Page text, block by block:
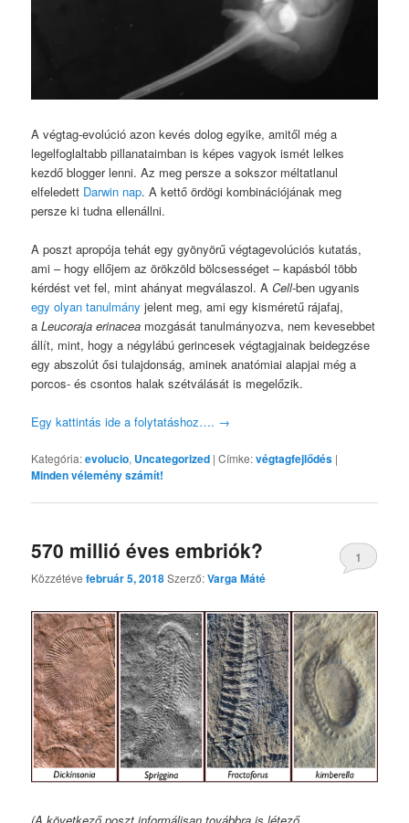
A végtag-evolúció azon kevés dolog egyike, amitől még a
legelfoglaltabb pillanataimban is képes vagyok ismét lelkes
kezdő blogger lenni. Az meg persze a sokszor méltatlanul
elfeledett Darwin nap. A kettő ördögi kombinációjának meg
persze ki tudna ellenállni.
A poszt apropója tehát egy gyönyörű végtagevolúciós kutatás,
ami – hogy ellőjem az örökzöld bölcsességet – kapásból több
kérdést vet fel, mint ahányat megválaszol. ACell-ben ugyanis
egy olyan tanulmány jelent meg, ami egy kisméretű rájafaj,
aLeucoraja erinacea mozgását tanulmányozva, nem kevesebbet
állít, mint, hogy a négylábú gerincesek végtagjainak beidegzése
egy abszolút ősi tulajdonság, aminek anatómiai alapjai még a
porcos- és csontos halak szétválását is megelőzik.
Egy kattintás ide a folytatáshoz…. →
Kategória:evolucio, Uncategorized |Címke:végtagfejlődés |
Minden vélemény számít!
570 millió éves embriók?
Közzétévefebruár 5, 2018Szerző:Varga Máté
1